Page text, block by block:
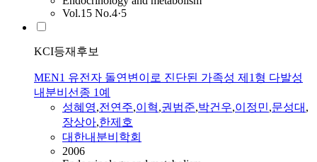
Vol.15 No.4·5
KCI등재후보
MEN1 유전자 돌연변이로 진단된 가족성 제1형 다발성
내분비선종 1예
성혜영,전연주,이혁,권범준,박건우,이정민,문성대 ,
장상아,한제호
대한내분비학회
2006